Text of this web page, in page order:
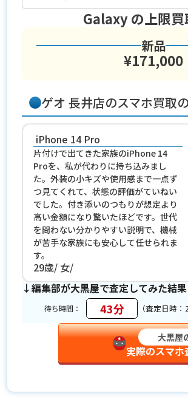
Galaxyの上限買
新品
¥171,000
ゲオ 長井店のスマホ買取
iPhone 14 Pro
片付けで出てきた家族のiPhone 14
Proを、私が代わりに持ち込みまし
た。外装の小キズや使用感まで一点ず
つ見てくれて、状態の評価がていねい
でした。付き添いのつもりが想定より
高い金額になり驚いたほどです。世代
を問わない分かりやすい説明で、機械
が苦手な家族にも安心して任せられま
す。
29歳 女
↓編集部が大黒屋で査定してみた結
待ち時間： 43分 （査定日時：
大黒屋
実際のスマホ